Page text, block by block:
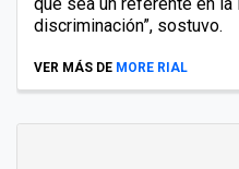
discriminación”, sostuvo.
VER MÁS DE MORE RIAL